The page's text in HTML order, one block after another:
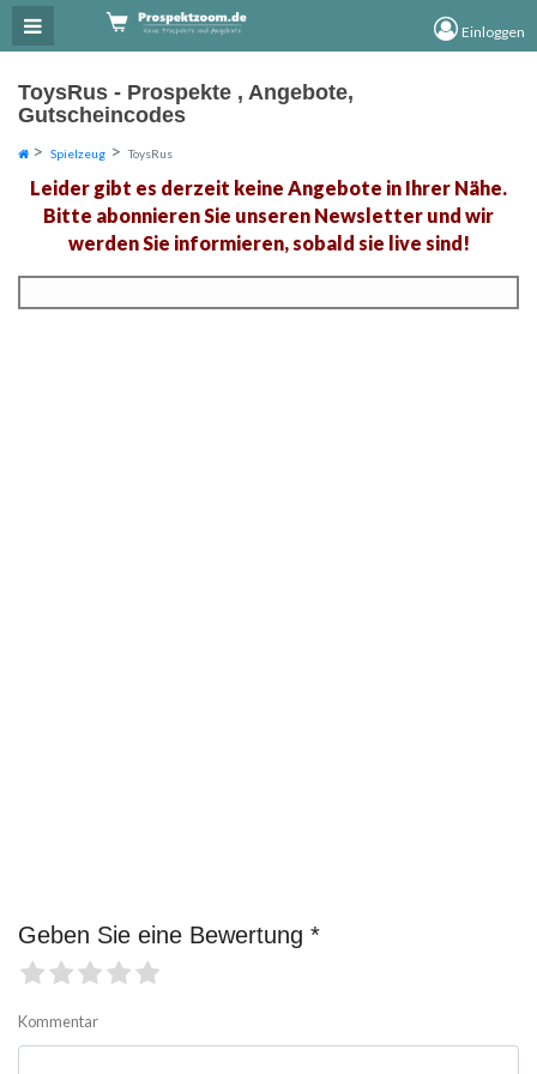
Einloggen
ToysRus - Prospekte , Angebote,
Gutscheincodes
Spielzeug ToysRus
Leider gibt es derzeit keine Angebote in Ihrer Nähe.
Bitte abonnieren Sie unseren Newsletter und wir
werden Sie informieren, sobald sie live sind!
Geben Sie eine Bewertung *
Kommentar